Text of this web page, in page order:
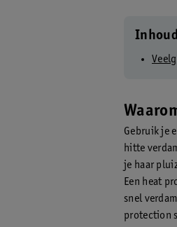
Gebruik je
hitte
je haar
Een heat
snel
protection